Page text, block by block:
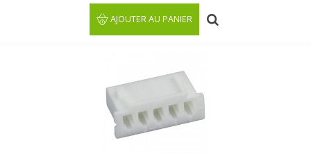
AJOUTER AU PANIER